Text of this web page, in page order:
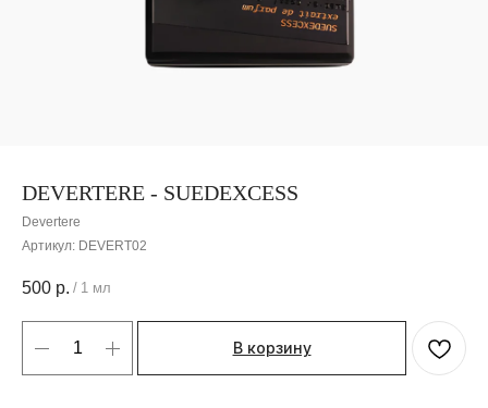
DEVERTERE - SUEDEXCESS
Devertere
Артикул: DEVERT02
500 р. / 1 мл
В корзину